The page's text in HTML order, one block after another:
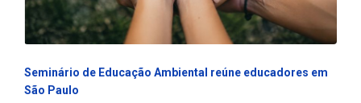
Seminário de Educação Ambiental reúne educadores em
São Paulo